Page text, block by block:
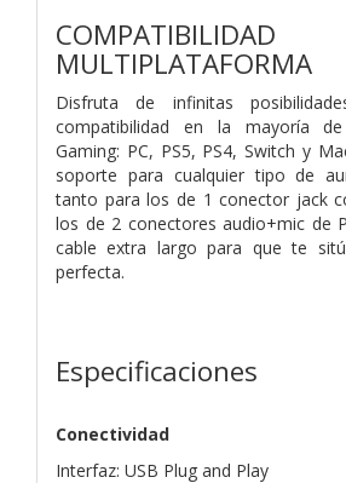
COMPATIBILIDAD
MULTIPLATAFORMA
Disfruta de infinitas
compatibilidad en la mayoría
Gaming: PC, PS5, PS4, Switch y
soporte para cualquier tipo de
tanto para los de 1 conector jack
los de 2 conectores audio+mic de
cable extra largo para que te
perfecta.
Especificaciones
Conectividad
Interfaz: USB Plug and Play